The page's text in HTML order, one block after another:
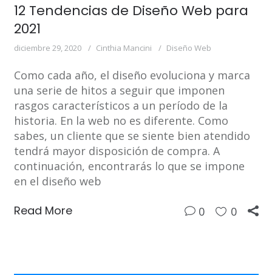
12 Tendencias de Diseño Web para
2021
diciembre 29, 2020 Cinthia Mancini Diseño Web
Como cada año, el diseño evoluciona y marca
una serie de hitos a seguir que imponen
rasgos característicos a un período de la
historia. En la web no es diferente. Como
sabes, un cliente que se siente bien atendido
tendrá mayor disposición de compra. A
continuación, encontrarás lo que se impone
en el diseño web
Read More 0 0